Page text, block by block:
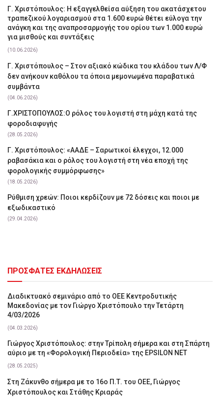
Γ. Χριστόπουλος: Η εξαγγελθείσα αύξηση του ακατάσχετου
τραπεζικού λογαριασμού στα 1.600 ευρώ θέτει εύλογα την
ανάγκη και της αναπροσαρμογής του ορίου των 1.000 ευρώ
για μισθούς και συντάξεις
(10.06.2026)
Γ. Χριστόπουλος – Στον αξιακό κώδικα του κλάδου των Λ/Φ
δεν ανήκουν καθόλου τα όποια μεμονωμένα παραβατικά
συμβάντα
(04.06.2026)
Γ.ΧΡΙΣΤΟΠΟΥΛΟΣ:Ο ρόλος του λογιστή στη μάχη κατά της
φοροδιαφυγής
(28.05.2026)
Γ. Χριστόπουλος: «ΑΑΔΕ – Σαρωτικοί έλεγχοι, 12.000
ραβασάκια και ο ρόλος του λογιστή στη νέα εποχή της
φορολογικής συμμόρφωσης»
(18.05.2026)
Ρύθμιση χρεών: Ποιοι κερδίζουν με 72 δόσεις και ποιοι με
εξωδικαστικό
(29.04.2026)
ΠΡΟΣΦΑΤΕΣ ΕΚΔΗΛΩΣΕΙΣ
Διαδικτυακό σεμινάριο από το ΟΕΕ Κεντροδυτικής
Μακεδονίας με τον Γιώργο Χριστόπουλο την Τετάρτη
4/03/2026
(04.03.2026)
Γιώργος Χριστόπουλος: στην Τρίπολη σήμερα και στη Σπάρτη
αύριο με τη «Φορολογική Περιοδεία» της EPSILON NET
(28.05.2025)
Στη Ζάκυνθο σήμερα με το 16ο Π.Τ. του ΟΕΕ, Γιώργος
Χριστόπουλος και Στάθης Κριαράς